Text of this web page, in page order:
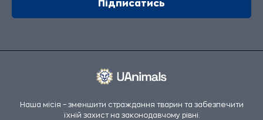
Наша місія – зменшити страждання тварин та забезпечити
їхній захист на законодавчому рівні.